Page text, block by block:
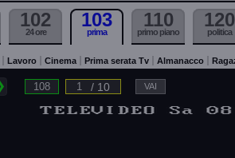
102
24 ore
103
prima
110
primo piano
120
politica
Lavoro Cinema Prima serata Tv Almanacco
/ 10